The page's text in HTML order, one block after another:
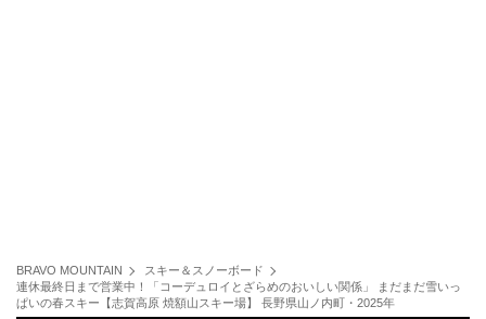
BRAVO MOUNTAIN
スキー＆スノーボード
連休最終日まで営業中！「コーデュロイとざらめのおいしい関係」 まだまだ雪いっ
ぱいの春スキー【志賀高原 焼額山スキー場】 長野県山ノ内町・2025年